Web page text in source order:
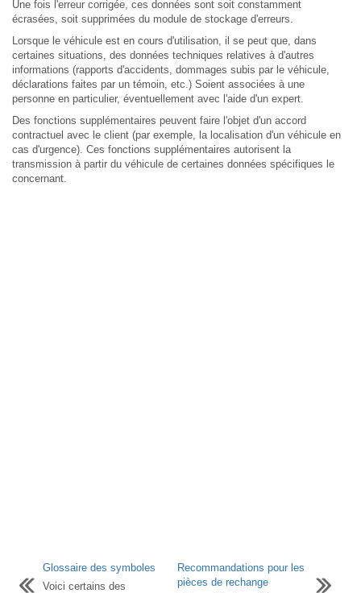
Une fois l'erreur corrigée, ces données sont soit constamment
écrasées, soit supprimées du module de stockage d'erreurs.
Lorsque le véhicule est en cours d'utilisation, il se peut que, dans
certaines situations, des données techniques relatives à d'autres
informations (rapports d'accidents, dommages subis par le véhicule,
déclarations faites par un témoin, etc.) Soient associées à une
personne en particulier, éventuellement avec l'aide d'un expert.
Des fonctions supplémentaires peuvent faire l'objet d'un accord
contractuel avec le client (par exemple, la localisation d'un véhicule en
cas d'urgence). Ces fonctions supplémentaires autorisent la
transmission à partir du véhicule de certaines données spécifiques le
concernant.
Glossaire des symboles
Voici certains des
Recommandations pour les
pièces de rechange